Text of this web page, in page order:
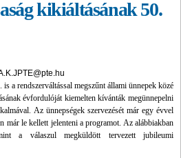
kikiáltásának 50.
is a rendszerváltással megszűnt állami ünnepek közé
évfordulóját kiemelten kívánták megünnepelni
Az ünnepségek szervezését már egy évvel
már le kellett jelenteni a programot. Az alábbiakban
a válaszul megküldött tervezett jubileumi